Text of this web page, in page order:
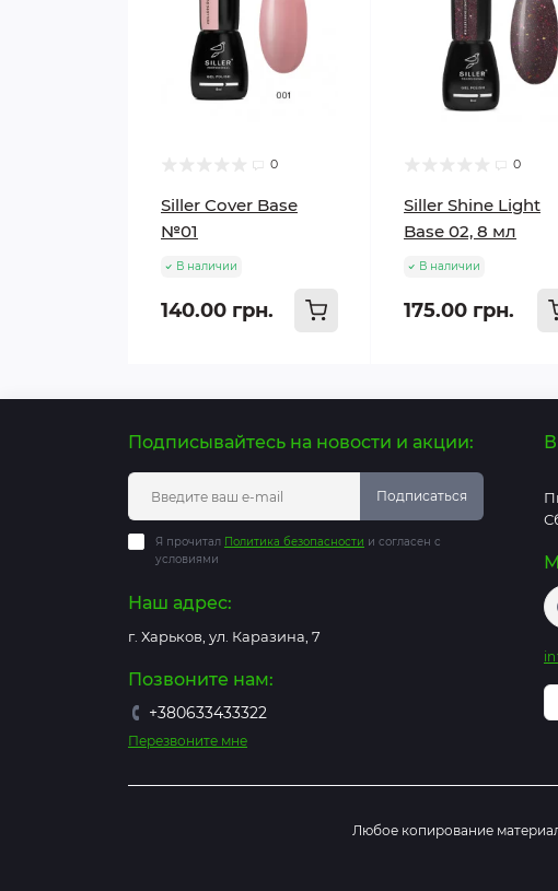
0
Siller Cover Base
№01
В наличии
140.00 грн.
0
Siller Shine Light
Base 02, 8 мл
В наличии
175.00 грн.
Подписывайтесь на новости и акции:
Подписаться
Я прочитал Политика безопасности и согласен с
условиями
Наш адрес:
г. Харьков, ул. Каразина, 7
Позвоните нам:
+380633433322
Перезвоните мне
Любое копирование